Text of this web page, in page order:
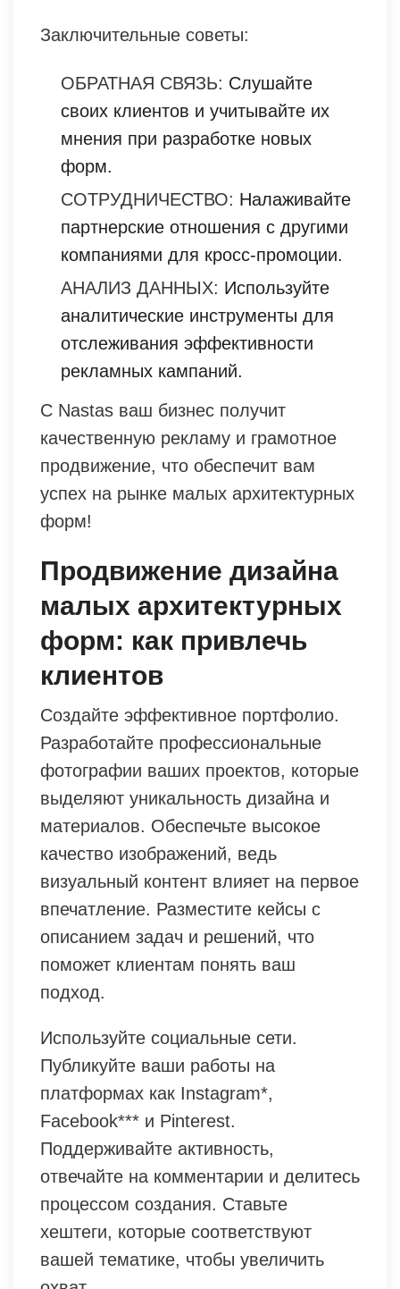
Заключительные советы:
ОБРАТНАЯ СВЯЗЬ: Слушайте
своих клиентов и учитывайте их
мнения при разработке новых
форм.
СОТРУДНИЧЕСТВО: Налаживайте
партнерские отношения с другими
компаниями для кросс-промоции.
АНАЛИЗ ДАННЫХ: Используйте
аналитические инструменты для
отслеживания эффективности
рекламных кампаний.
С Nastas ваш бизнес получит
качественную рекламу и грамотное
продвижение, что обеспечит вам
успех на рынке малых архитектурных
форм!
Продвижение дизайна
малых архитектурных
форм: как привлечь
клиентов
Создайте эффективное портфолио.
Разработайте профессиональные
фотографии ваших проектов, которые
выделяют уникальность дизайна и
материалов. Обеспечьте высокое
качество изображений, ведь
визуальный контент влияет на первое
впечатление. Разместите кейсы с
описанием задач и решений, что
поможет клиентам понять ваш
подход.
Используйте социальные сети.
Публикуйте ваши работы на
платформах как Instagram*,
Facebook*** и Pinterest.
Поддерживайте активность,
отвечайте на комментарии и делитесь
процессом создания. Ставьте
хештеги, которые соответствуют
вашей тематике, чтобы увеличить